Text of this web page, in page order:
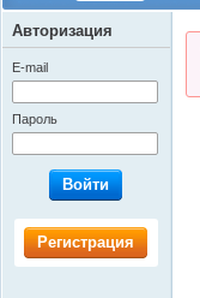
Авторизация
E-mail
Пароль
Войти
Регистрация